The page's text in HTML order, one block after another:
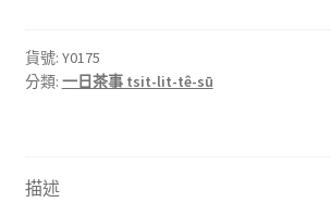
事．
晚
益
貨號: Y0175
分類: 一日茶事 tsit-lit-tê-sū
描述